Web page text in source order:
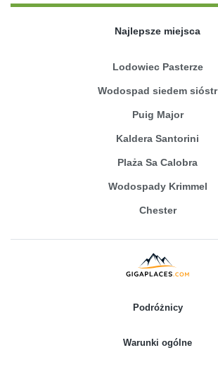
Najlepsze miejsca
Lodowiec Pasterze
Wodospad siedem sióstr
Puig Major
Kaldera Santorini
Plaża Sa Calobra
Wodospady Krimmel
Chester
Podróżnicy
Warunki ogólne